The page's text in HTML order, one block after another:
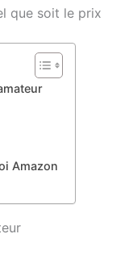
que soit le prix
Amazon